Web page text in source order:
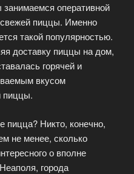
оперативной
пиццы. Именно
такой популярностью.
доставку пиццы на дом,
горячей и
вкусом
пиццы.
пицца? Никто, конечно,
не менее, сколько
о вполне
города